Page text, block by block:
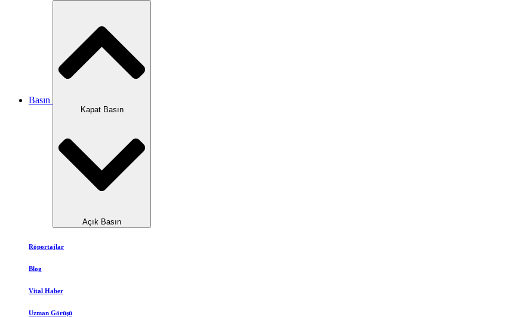
Basın
Kapat Basın
Açık Basın
Röportajlar
Blog
Vital Haber
Uzman Görüşü